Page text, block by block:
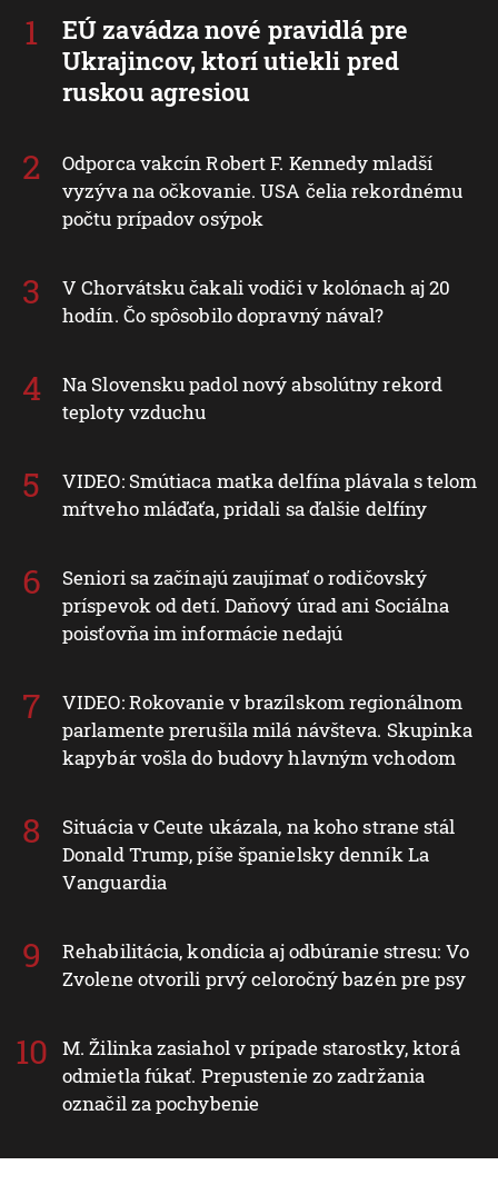
EÚ zavádza nové pravidlá pre
Ukrajincov, ktorí utiekli pred
ruskou agresiou
Odporca vakcín Robert F. Kennedy mladší
vyzýva na očkovanie. USA čelia rekordnému
počtu prípadov osýpok
V Chorvátsku čakali vodiči v kolónach aj 20
hodín. Čo spôsobilo dopravný nával?
Na Slovensku padol nový absolútny rekord
teploty vzduchu
VIDEO: Smútiaca matka delfína plávala s telom
mŕtveho mláďaťa, pridali sa ďalšie delfíny
Seniori sa začínajú zaujímať o rodičovský
príspevok od detí. Daňový úrad ani Sociálna
poisťovňa im informácie nedajú
VIDEO: Rokovanie v brazílskom regionálnom
parlamente prerušila milá návšteva. Skupinka
kapybár vošla do budovy hlavným vchodom
Situácia v Ceute ukázala, na koho strane stál
Donald Trump, píše španielsky denník La
Vanguardia
Rehabilitácia, kondícia aj odbúranie stresu: Vo
Zvolene otvorili prvý celoročný bazén pre psy
M. Žilinka zasiahol v prípade starostky, ktorá
odmietla fúkať. Prepustenie zo zadržania
označil za pochybenie